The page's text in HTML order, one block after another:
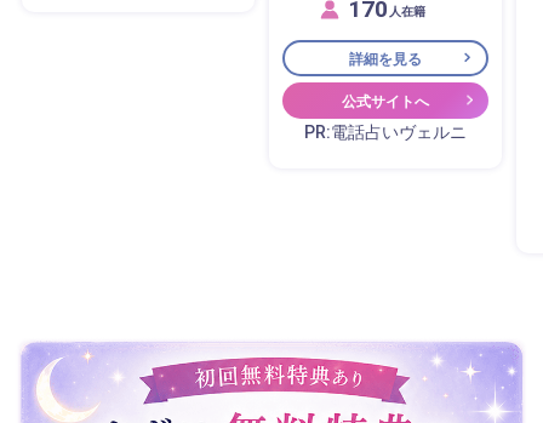
170 人在籍
詳細を見る
公式サイトへ
PR:電話占いヴェルニ